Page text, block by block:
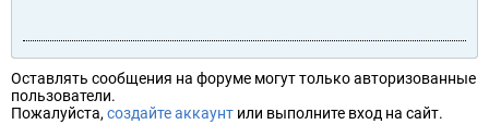
Оставлять сообщения на форуме могут только авторизованные
пользователи.
Пожалуйста, создайте аккаунт или выполните вход на сайт.